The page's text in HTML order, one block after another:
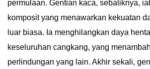
permulaan. Gentian kaca, sebaliknya,
komposit yang menawarkan kekuatan
luar biasa. Ia menghilangkan daya
keseluruhan cangkang, yang
perlindungan yang lain. Akhir sekali,